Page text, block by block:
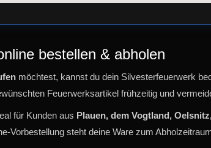
bestellen & abholen
möchtest, kannst du dein Silvesterfeuerwerk
Feuerwerksartikel frühzeitig und
für Kunden aus Plauen, dem Vogtland,
Vorbestellung steht deine Ware zum